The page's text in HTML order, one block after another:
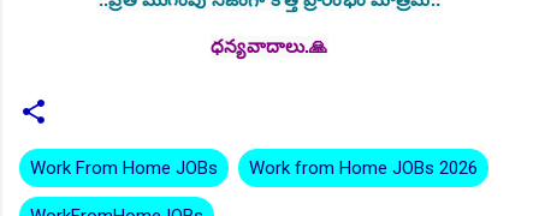
ధన్యవాదాలు.🙏
Work From Home JOBs Work from Home JOBs 2026